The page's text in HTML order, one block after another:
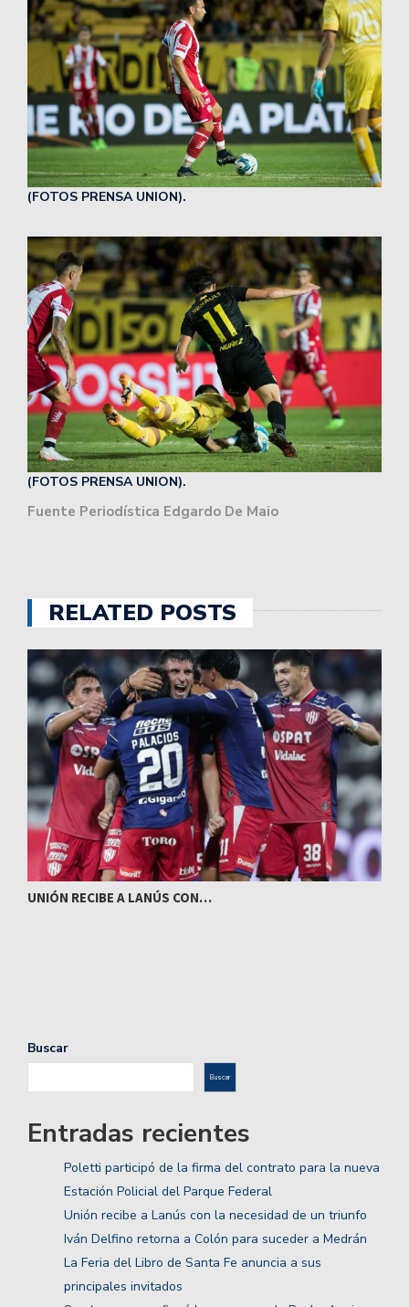
(FOTOS PRENSA UNION).
(FOTOS PRENSA UNION).
Fuente Periodística Edgardo De Maio
RELATED POSTS
UNIÓN RECIBE A LANÚS CON…
Buscar
Buscar
Entradas recientes
Poletti participó de la firma del contrato para la nueva
Estación Policial del Parque Federal
Unión recibe a Lanús con la necesidad de un triunfo
Iván Delfino retorna a Colón para suceder a Medrán
La Feria del Libro de Santa Fe anuncia a sus
principales invitados